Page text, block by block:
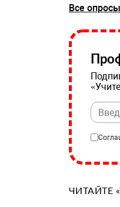
Все опросы
ЧИТАЙТЕ